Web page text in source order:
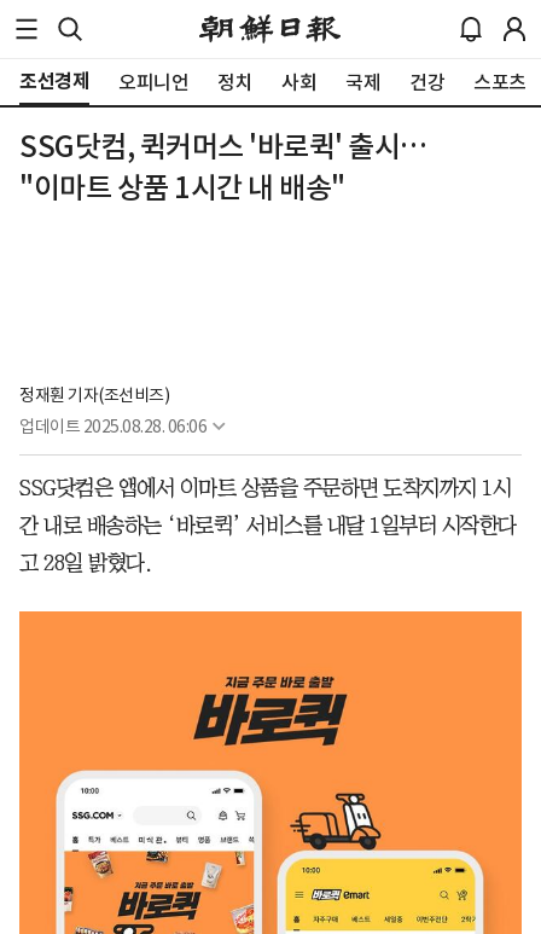
조선경제 오피니언 정치 사회 국제 건강 스포츠
SSG닷컴, 퀵커머스 '바로퀵' 출시…
"이마트 상품 1시간 내 배송"
정재훤 기자(조선비즈)
업데이트 2025.08.28. 06:06
SSG닷컴은 앱에서 이마트 상품을 주문하면 도착지까지 1시
간 내로 배송하는 ‘바로퀵’ 서비스를 내달 1일부터 시작한다
고 28일 밝혔다.